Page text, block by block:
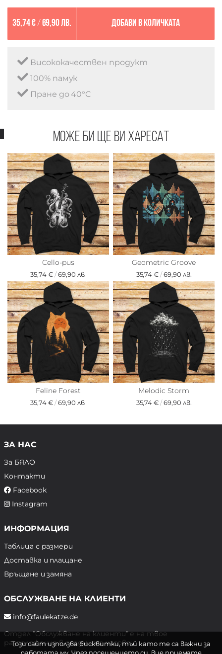
35,74 €/ 69,90 лв. Добави в количката
Висококачествен продукт
100% памук
Пране до 40°C
Може би ще ви харесат
Cello-pus
35,74 €/69,90 лв.
Geometric Groove
35,74 €/69,90 лв.
Feline Forest
35,74 €/69,90 лв.
Melodic Storm
35,74 €/69,90 лв.
ЗА НАС
За БЯЛО
Контакти
Facebook
Instagram
ИНФОРМАЦИЯ
Таблица с размери
Доставка и плащане
Връщане и замяна
ОБСЛУЖВАНЕ НА КЛИЕНТИ
info@faulekatze.de
Отдел "Обслужване на клиенти" е на твое
разположение в следните часове:
Този сайт използва бисквитки, тъй като те са важни за